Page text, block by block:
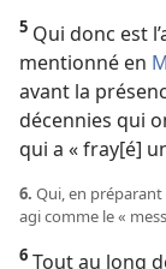
5 Qui donc est
mentionné en
avant la
décennies qui
qui a « fray[é]
6. Qui, en
agi comme le «
6 Tout au long